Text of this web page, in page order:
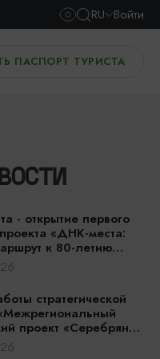
RU Войти
ПАСПОРТ ТУРИСТА
- открытие первого
«ДНК-места:
к 80-летию
области»
стратегической
проект «Серебряное
России» — едем за